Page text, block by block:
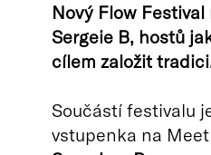
Nový Flow
Sergeie B, hostů
cílem založit
Součástí festivalu
vstupenka na